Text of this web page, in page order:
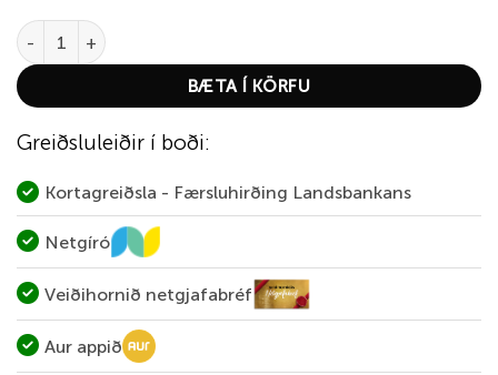
Brila 450 LED Headlamp quantity
BÆTA Í KÖRFU
Greiðsluleiðir í boði:
Kortagreiðsla - Færsluhirðing Landsbankans
Netgíró
Veiðihornið netgjafabréf
Aur appið